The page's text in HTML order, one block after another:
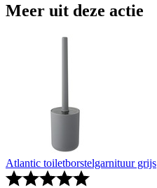
Meer uit deze actie
Atlantic toiletborstelgarnituur grijs